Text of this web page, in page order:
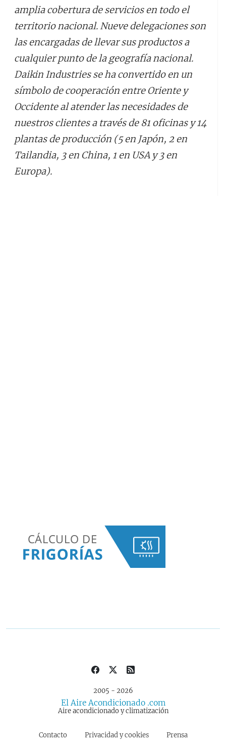
amplia cobertura de servicios en todo el
territorio nacional. Nueve delegaciones son
las encargadas de llevar sus productos a
cualquier punto de la geografía nacional.
Daikin Industries se ha convertido en un
símbolo de cooperación entre Oriente y
Occidente al atender las necesidades de
nuestros clientes a través de 81 oficinas y 14
plantas de producción (5 en Japón, 2 en
Tailandia, 3 en China, 1 en USA y 3 en
Europa).
2005 - 2026
El Aire Acondicionado .com
Aire acondicionado y climatización
Contacto Privacidad y cookies Prensa